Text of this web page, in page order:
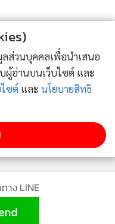
Co. Ltd : NRPT) ซึ่งเป็น
เซีย) หรือ (อินโนบิก) และ
กับแพลนท์ แอนด์ บีน
และ 49% ตามลำดับ
ท แพลนท์ แอนด์ บีน
โดยมีวัตถุประสงค์เพื่อ
ภคและผู้ประกอบการ
ารผลิตโปรตีนจาก
ำเนินการออกแบบ และ
กิจเป็นแพลตฟอร์ม
วด
ลส่วนบุคคลเพื่อนำเสนอ
อ่านบนเว็บไซต์ และ
ไซต์ และ นโยบายสิทธิ